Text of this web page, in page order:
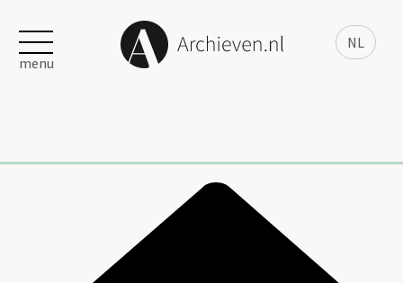
NL
menu